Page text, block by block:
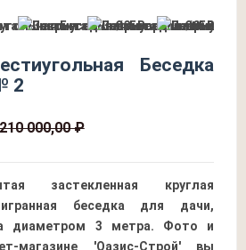
Беседка
2
000,00 ₽
застекленная круглая
беседка для дачи,
диаметром 3 метра. Фото и
магазине 'Оазис-Строй' вы